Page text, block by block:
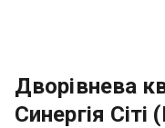
Дворівнева
Синергія